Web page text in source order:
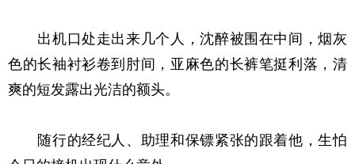
出机口处走出来几个人，沈醉被围在中间，烟灰
色的长袖衬衫卷到肘间，亚麻色的长裤笔挺利落，清
爽的短发露出光洁的额头。
随行的经纪人、助理和保镖紧张的跟着他，生怕